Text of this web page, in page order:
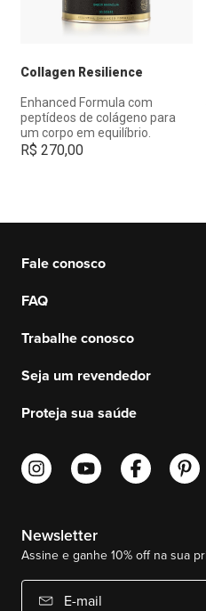
Collagen Resilience
Enhanced Formula com
peptídeos de colágeno para
um corpo em equilíbrio.
R$ 270,00
Fale conosco
FAQ
Trabalhe conosco
Seja um revendedor
Proteja sua saúde
Newsletter
Assine e ganhe 10% off na sua
E-mail